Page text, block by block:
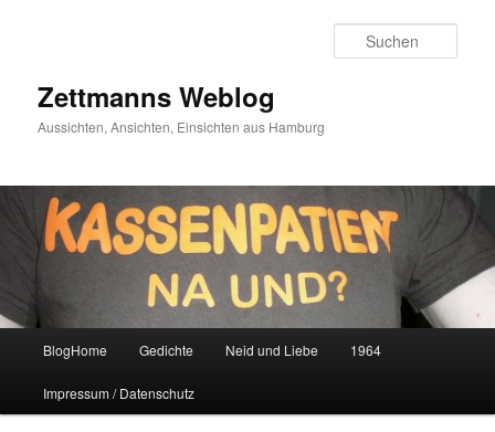
Zettmanns Weblog
Aussichten, Ansichten, Einsichten aus Hamburg
BlogHome Gedichte Neid und Liebe 1964
Impressum / Datenschutz